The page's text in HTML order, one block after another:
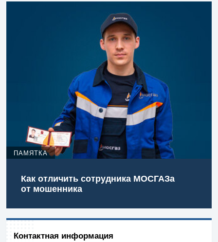
ПАМЯТКА
Как отличить сотрудника МОСГАЗа
от мошенника
Контактная информация